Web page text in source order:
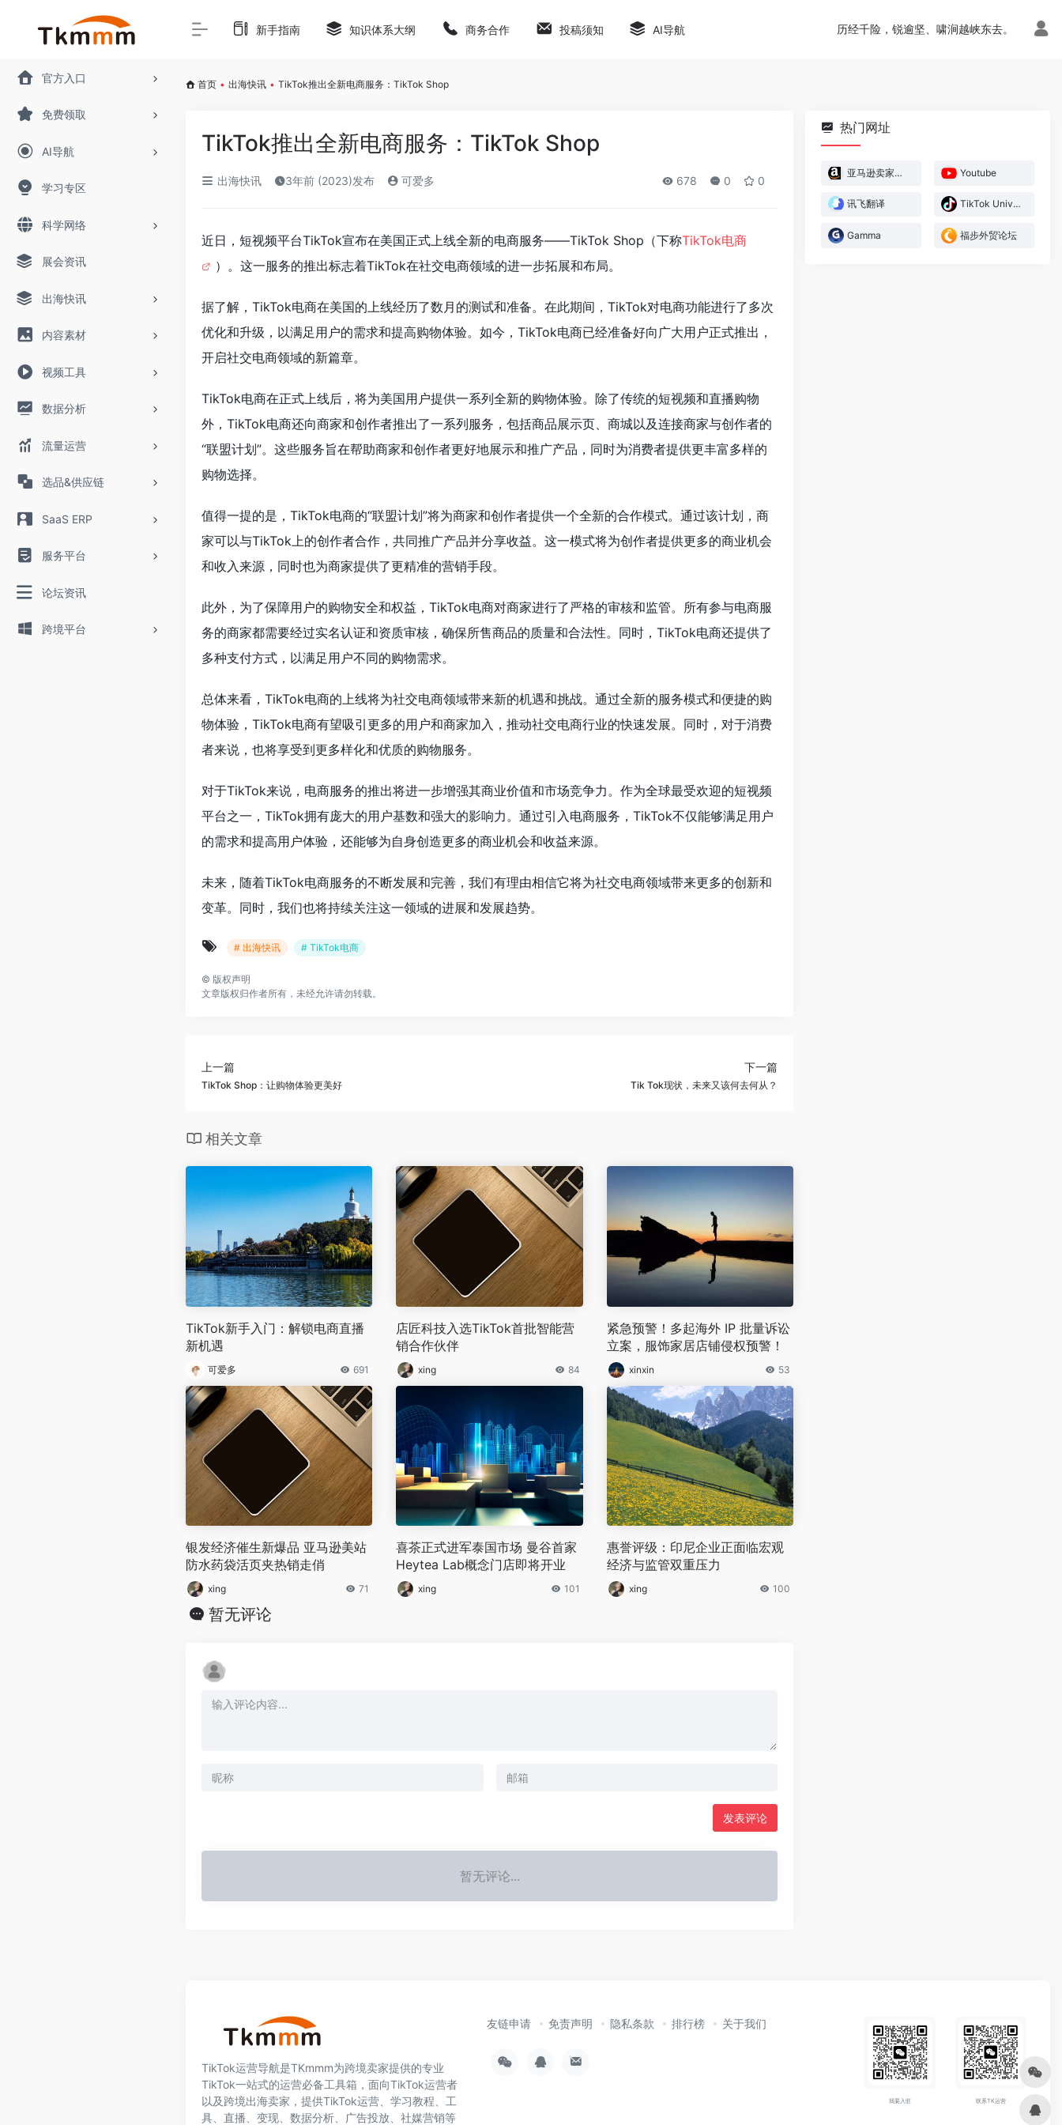
官方入口
免费领取
AI导航
学习专区
科学网络
展会资讯
出海快讯
内容素材
视频工具
数据分析
流量运营
选品&供应链
SaaS ERP
服务平台
论坛资讯
跨境平台
新手指南 知识体系大纲 商务合作 投稿须知 AI导航 历经千险，锐逾坚、啸涧越峡东去。
首页 • 出海快讯 • TikTok推出全新电商服务：TikTok Shop
TikTok推出全新电商服务：TikTok Shop
出海快讯 3年前 (2023)发布 可爱多 678 0 0
近日，短视频平台TikTok宣布在美国正式上线全新的电商服务——TikTok Shop（下称TikTok电商
）。这一服务的推出标志着TikTok在社交电商领域的进一步拓展和布局。
据了解，TikTok电商在美国的上线经历了数月的测试和准备。在此期间，TikTok对电商功能进行了多次
优化和升级，以满足用户的需求和提高购物体验。如今，TikTok电商已经准备好向广大用户正式推出，
开启社交电商领域的新篇章。
TikTok电商在正式上线后，将为美国用户提供一系列全新的购物体验。除了传统的短视频和直播购物
外，TikTok电商还向商家和创作者推出了一系列服务，包括商品展示页、商城以及连接商家与创作者的
“联盟计划”。这些服务旨在帮助商家和创作者更好地展示和推广产品，同时为消费者提供更丰富多样的
购物选择。
值得一提的是，TikTok电商的“联盟计划”将为商家和创作者提供一个全新的合作模式。通过该计划，商
家可以与TikTok上的创作者合作，共同推广产品并分享收益。这一模式将为创作者提供更多的商业机会
和收入来源，同时也为商家提供了更精准的营销手段。
此外，为了保障用户的购物安全和权益，TikTok电商对商家进行了严格的审核和监管。所有参与电商服
务的商家都需要经过实名认证和资质审核，确保所售商品的质量和合法性。同时，TikTok电商还提供了
多种支付方式，以满足用户不同的购物需求。
总体来看，TikTok电商的上线将为社交电商领域带来新的机遇和挑战。通过全新的服务模式和便捷的购
物体验，TikTok电商有望吸引更多的用户和商家加入，推动社交电商行业的快速发展。同时，对于消费
者来说，也将享受到更多样化和优质的购物服务。
对于TikTok来说，电商服务的推出将进一步增强其商业价值和市场竞争力。作为全球最受欢迎的短视频
平台之一，TikTok拥有庞大的用户基数和强大的影响力。通过引入电商服务，TikTok不仅能够满足用户
的需求和提高用户体验，还能够为自身创造更多的商业机会和收益来源。
未来，随着TikTok电商服务的不断发展和完善，我们有理由相信它将为社交电商领域带来更多的创新和
变革。同时，我们也将持续关注这一领域的进展和发展趋势。
# 出海快讯 # TikTok电商
© 版权声明
文章版权归作者所有，未经允许请勿转载。
上一篇
TikTok Shop：让购物体验更美好
下一篇
Tik Tok现状，未来又该何去何从？
相关文章
TikTok新手入门：解锁电商直播
新机遇
可爱多 691
店匠科技入选TikTok首批智能营
销合作伙伴
xing 84
紧急预警！多起海外 IP 批量诉讼
立案，服饰家居店铺侵权预警！
xinxin 53
银发经济催生新爆品 亚马逊美站
防水药袋活页夹热销走俏
xing 71
喜茶正式进军泰国市场 曼谷首家
Heytea Lab概念门店即将开业
xing 101
惠誉评级：印尼企业正面临宏观
经济与监管双重压力
xing 100
暂无评论
发表评论
暂无评论...
热门网址
亚马逊卖家官方论坛 Youtube
讯飞翻译 TikTok University
Gamma 福步外贸论坛
TikTok运营导航是TKmmm为跨境卖家提供的专业
TikTok一站式的运营必备工具箱，面向TikTok运营者
以及跨境出海卖家，提供TikTok运营、学习教程、工
具、直播、变现、数据分析、广告投放、社媒营销等
友链申请 免责声明 隐私条款 排行榜 关于我们
我要入驻 联系TK运营